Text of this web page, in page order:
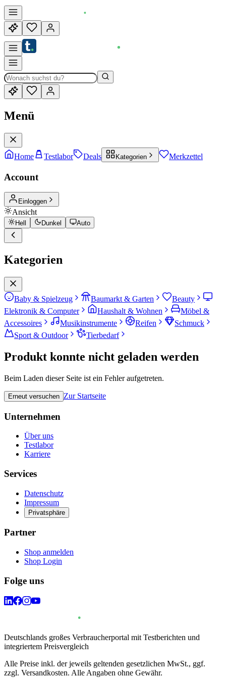
Menü
Home Testlabor Deals Kategorien Merkzettel
Account
Einloggen
Ansicht
Hell Dunkel Auto
Kategorien
Baby & Spielzeug Baumarkt & Garten
Beauty
Elektronik & Computer
Haushalt & Wohnen
Möbel &
Accessoires
Musikinstrumente Reifen
Schmuck
Sport & Outdoor
Tierbedarf
Produkt konnte nicht geladen werden
Beim Laden dieser Seite ist ein Fehler aufgetreten.
Erneut versuchen Zur Startseite
Unternehmen
Über uns
Testlabor
Karriere
Services
Datenschutz
Impressum
Privatsphäre
Partner
Shop anmelden
Shop Login
Folge uns
Deutschlands großes Verbraucherportal mit Testberichten und
integriertem Preisvergleich
Alle Preise inkl. der jeweils geltenden gesetzlichen MwSt., ggf.
zzgl. Versandkosten. Alle Angaben ohne Gewähr.